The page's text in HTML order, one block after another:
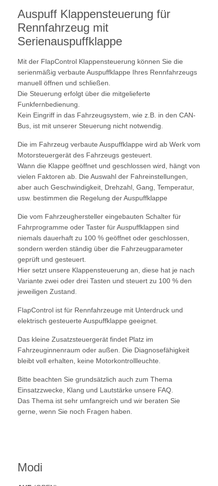
Auspuff Klappensteuerung für
Rennfahrzeug mit
Serienauspuffklappe
Mit der FlapControl Klappensteuerung können Sie die
serienmäßig verbaute Auspuffklappe Ihres Rennfahrzeugs
manuell öffnen und schließen.
Die Steuerung erfolgt über die mitgelieferte
Funkfernbedienung.
Kein Eingriff in das Fahrzeugsystem, wie z.B. in den CAN-
Bus, ist mit unserer Steuerung nicht notwendig.
Die im Fahrzeug verbaute Auspuffklappe wird ab Werk vom
Motorsteuergerät des Fahrzeugs gesteuert.
Wann die Klappe geöffnet und geschlossen wird, hängt von
vielen Faktoren ab. Die Auswahl der Fahreinstellungen,
aber auch Geschwindigkeit, Drehzahl, Gang, Temperatur,
usw. bestimmen die Regelung der Auspuffklappe
Die vom Fahrzeughersteller eingebauten Schalter für
Fahrprogramme oder Taster für Auspuffklappen sind
niemals dauerhaft zu 100 % geöffnet oder geschlossen,
sondern werden ständig über die Fahrzeugparameter
geprüft und gesteuert.
Hier setzt unsere Klappensteuerung an, diese hat je nach
Variante zwei oder drei Tasten und steuert zu 100 % den
jeweiligen Zustand.
FlapControl ist für Rennfahrzeuge mit Unterdruck und
elektrisch gesteuerte Auspuffklappe geeignet.
Das kleine Zusatzsteuergerät findet Platz im
Fahrzeuginnenraum oder außen. Die Diagnosefähigkeit
bleibt voll erhalten, keine Motorkontrollleuchte.
Bitte beachten Sie grundsätzlich auch zum Thema
Einsatzzwecke, Klang und Lautstärke unsere FAQ.
Das Thema ist sehr umfangreich und wir beraten Sie
gerne, wenn Sie noch Fragen haben.
Modi